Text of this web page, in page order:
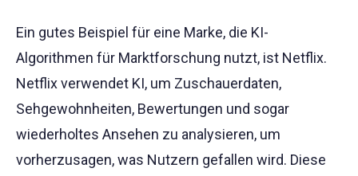
Ein gutes Beispiel für eine Marke, die KI-
Algorithmen für Marktforschung nutzt, ist Netflix.
Netflix verwendet KI, um Zuschauerdaten,
Sehgewohnheiten, Bewertungen und sogar
wiederholtes Ansehen zu analysieren, um
vorherzusagen, was Nutzern gefallen wird. Diese